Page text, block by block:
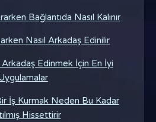
Bağlantıda Nasıl Kalınır
Nasıl Arkadaş Edinilir
Arkadaş Edinmek İçin En İyi
Bir İş Kurmak Neden Bu Kadar
Hissettirir